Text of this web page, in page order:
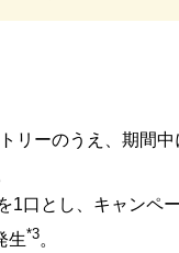
リーのうえ、期間
1口とし、キャンペ
生*3。